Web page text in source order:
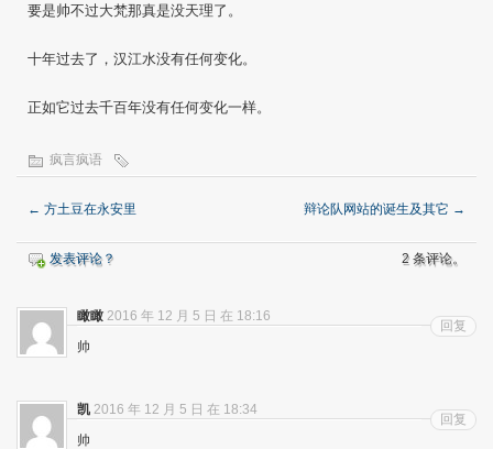
要是帅不过大梵那真是没天理了。
十年过去了，汉江水没有任何变化。
正如它过去千百年没有任何变化一样。
疯言疯语
← 方土豆在永安里 辩论队网站的诞生及其它 →
发表评论？ 2 条评论。
瞰瞰 2016 年 12 月 5 日 在 18:16
帅
回复
凯 2016 年 12 月 5 日 在 18:34
帅
回复